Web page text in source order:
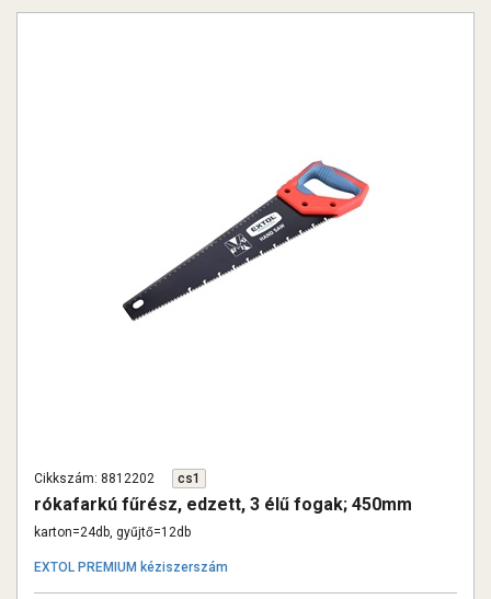
Cikkszám: 8812202 cs1
rókafarkú fűrész, edzett, 3 élű fogak; 450mm
karton=24db, gyűjtő=12db
EXTOL PREMIUM kéziszerszám